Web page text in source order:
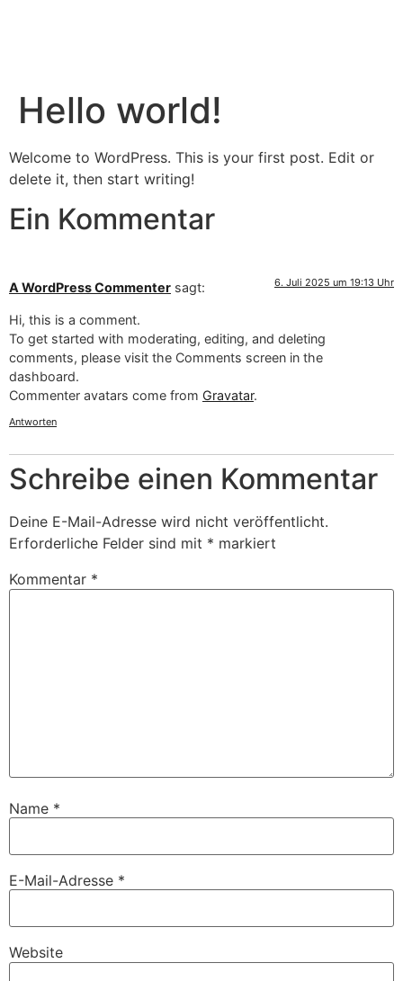
Hello world!
Welcome to WordPress. This is your first post. Edit or
delete it, then start writing!
Ein Kommentar
A WordPress Commenter sagt: 6. Juli 2025 um 19:13 Uhr
Hi, this is a comment.
To get started with moderating, editing, and deleting
comments, please visit the Comments screen in the
dashboard.
Commenter avatars come from Gravatar.
Antworten
Schreibe einen Kommentar
Deine E-Mail-Adresse wird nicht veröffentlicht.
Erforderliche Felder sind mit * markiert
Kommentar *
Name *
E-Mail-Adresse *
Website